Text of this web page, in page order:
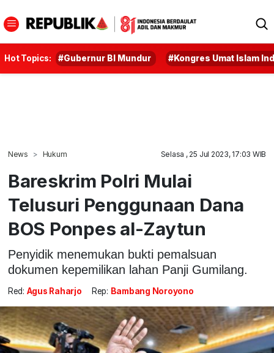
Hot Topics: #Gubernur BI Mundur #Kongres Umat Islam
News Hukum Selasa , 25 Jul 2023, 17:03 WIB
Bareskrim Polri Mulai
Telusuri Penggunaan Dana
BOS Ponpes al-Zaytun
Penyidik menemukan bukti pemalsuan
dokumen kepemilikan lahan Panji Gumilang.
Red: Agus Raharjo Rep: Bambang Noroyono